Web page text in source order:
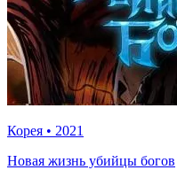
Корея • 2021
Новая жизнь убийцы богов